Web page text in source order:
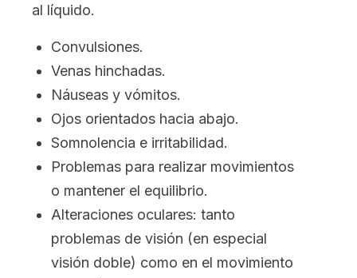
al líquido.
Convulsiones.
Venas hinchadas.
Náuseas y vómitos.
Ojos orientados hacia abajo.
Somnolencia e irritabilidad.
Problemas para realizar movimientos
o mantener el equilibrio.
Alteraciones oculares: tanto
problemas de visión (en especial
visión doble) como en el movimiento